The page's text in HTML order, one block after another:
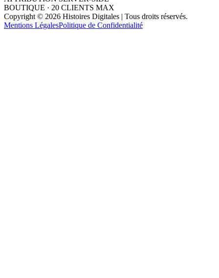
BOUTIQUE · 20 CLIENTS MAX
Copyright © 2026 Histoires Digitales | Tous droits réservés.
Mentions LégalesPolitique de Confidentialité